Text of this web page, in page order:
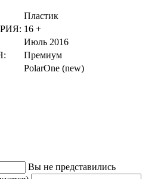
Пластик
16 +
Июль 2016
Премиум
PolarOne (new)
Вы не представились